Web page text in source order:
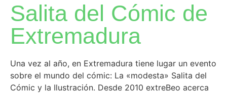
Salita del Cómic de
Extremadura
Una vez al año, en Extremadura tiene lugar un evento
sobre el mundo del cómic: La «modesta» Salita del
Cómic y la Ilustración. Desde 2010 extreBeo acerca